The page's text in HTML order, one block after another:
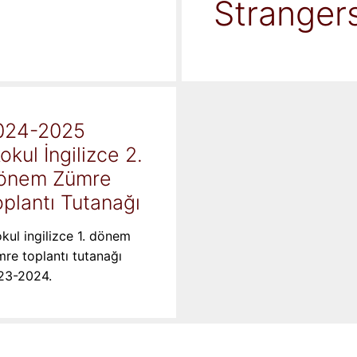
2025
İngilizce 2.
Zümre
Tutanağı
ingilizce 1. dönem
toplantı tutanağı
2024.